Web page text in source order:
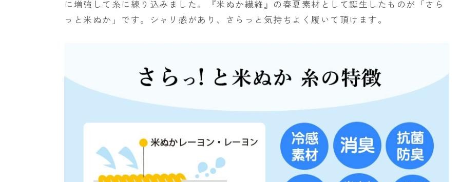
に増強して糸に練り込みました。『米ぬか繊維』の春夏素材として誕生したものが「さら
っと米ぬか」です。シャリ感があり、さらっと気持ちよく履いて頂けます。